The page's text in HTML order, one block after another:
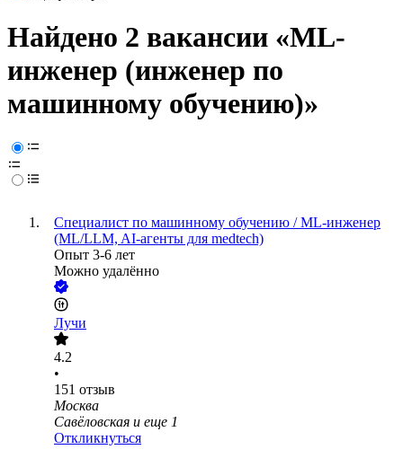
Найдено 2 вакансии «ML-
инженер (инженер по
машинному обучению)»
Специалист по машинному обучению / ML-инженер
(ML/LLM, AI-агенты для medtech)
Опыт 3-6 лет
Можно удалённо
Лучи
4.2
•
151 отзыв
Москва
Савёловская и еще 1
Откликнуться